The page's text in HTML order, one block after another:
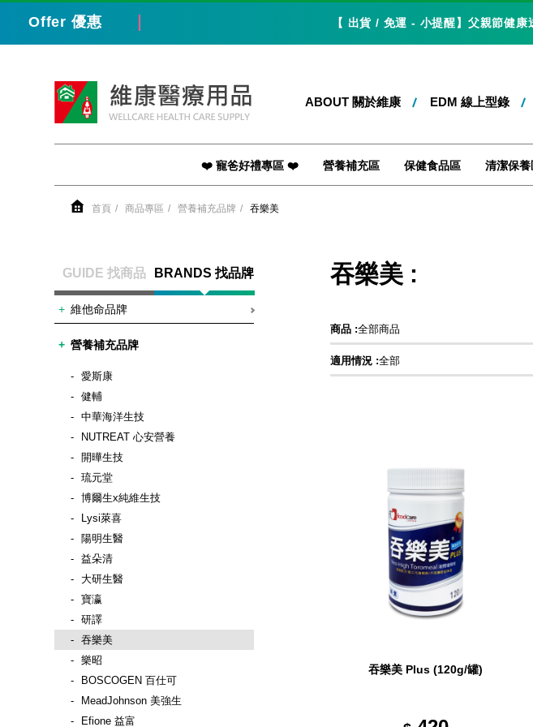
Offer 優惠 【 出貨 / 免運 - 小提醒】父親節健康送禮
ABOUT 關於維康
EDM 線上型錄
❤️ 寵爸好禮專區 ❤️ 營養補充區 保健食品區 清潔保養
首頁 商品專區 營養補充品牌 吞樂美
GUIDE 找商品 BRANDS 找品牌
維他命品牌
營養補充品牌
愛斯康
健輔
中華海洋生技
NUTREAT 心安營養
開曄生技
琉元堂
博爾生x純維生技
Lysi萊喜
陽明生醫
益朵清
大研生醫
寶瀛
研譯
吞樂美
樂昭
BOSCOGEN 百仕可
MeadJohnson 美強生
Efione 益富
吞樂美 :
商品 :全部商品
適用情況 :全部
吞樂美 Plus (120g/罐)